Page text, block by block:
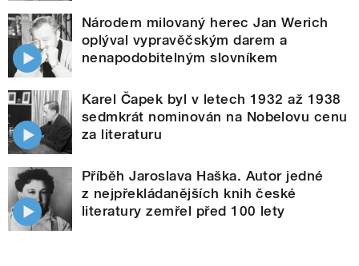
Národem milovaný herec Jan Werich
oplýval vypravěčským darem a
nenapodobitelným slovníkem
Karel Čapek byl v letech 1932 až 1938
sedmkrát nominován na Nobelovu cenu
za literaturu
Příběh Jaroslava Haška. Autor jedné
z nejpřekládanějších knih české
literatury zemřel před 100 lety